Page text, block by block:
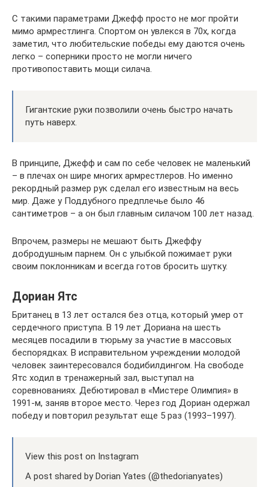
С такими параметрами Джефф просто не мог пройти
мимо армрестлинга. Спортом он увлекся в 70х, когда
заметил, что любительские победы ему даются очень
легко – соперники просто не могли ничего
противопоставить мощи силача.
Гигантские руки позволили очень быстро начать
путь наверх.
В принципе, Джефф и сам по себе человек не маленький
– в плечах он шире многих армрестлеров. Но именно
рекордный размер рук сделал его известным на весь
мир. Даже у Поддубного предплечье было 46
сантиметров – а он был главным силачом 100 лет назад.
Впрочем, размеры не мешают быть Джеффу
добродушным парнем. Он с улыбкой пожимает руки
своим поклонникам и всегда готов бросить шутку.
Дориан Ятс
Британец в 13 лет остался без отца, который умер от
сердечного приступа. В 19 лет Дориана на шесть
месяцев посадили в тюрьму за участие в массовых
беспорядках. В исправительном учреждении молодой
человек заинтересовался бодибилдингом. На свободе
Ятс ходил в тренажерный зал, выступал на
соревнованиях. Дебютировал в «Мистере Олимпия» в
1991-м, заняв второе место. Через год Дориан одержал
победу и повторил результат еще 5 раз (1993–1997).
View this post on Instagram
A post shared by Dorian Yates (@thedorianyates)